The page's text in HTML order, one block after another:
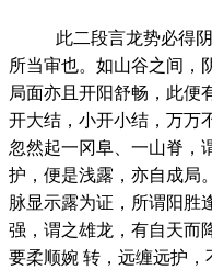
此二段言龙势必得
所当审也。如山谷之间，
局面亦且开阳舒畅，此便
开大结，小开小结，万万
忽然起一冈阜、一山脊，
护，便是浅露，亦自成局
脉显示露为证，所谓阳胜
强，谓之雄龙，有自天而
要柔顺婉 转，远缠远护